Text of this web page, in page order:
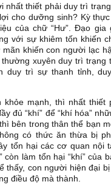
nhất thiết phải duy trì
cho dưỡng sinh? Kỳ
của chữ “Hư”. Đạo gia
với sự khiêm tốn khiến
khiến con người lạc
xuyên duy trì trạng
duy trì sự thanh tỉnh,
khỏe mạnh, thì nhất thiết
đủ “khí” để “khí hóa”
bên trong thân thể bạn
có thức ăn thừa bị
tổn hại các cơ quan nội
còn làm tổn hại “khí” của
thấy, con người hiện đại
điều độ mà thành.